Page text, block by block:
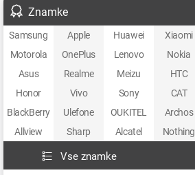
Znamke
Samsung Apple Huawei Xiaomi
Motorola
OnePlus Lenovo Nokia
Asus
Realme Meizu HTC
Honor
Vivo Sony CAT
BlackBerry
Ulefone OUKITEL Archos
Allview
Sharp Alcatel Nothing
Vse znamke